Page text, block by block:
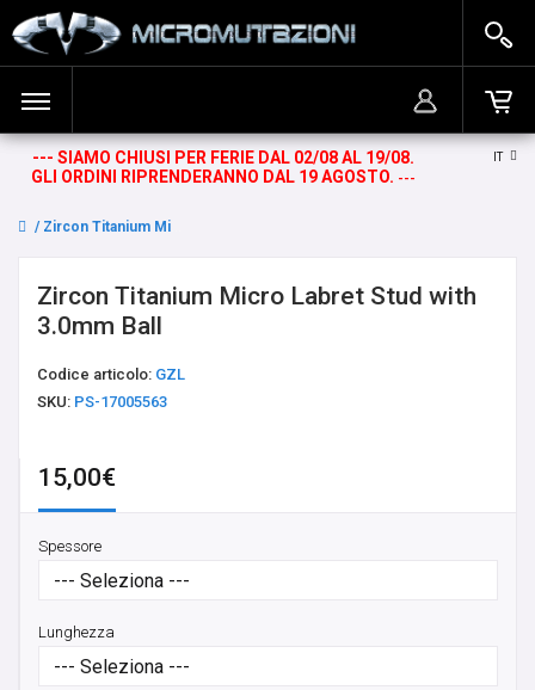
--- SIAMO CHIUSI PER FERIE DAL 02/08 AL 19/08.
GLI ORDINI RIPRENDERANNO DAL 19 AGOSTO. ---
IT
BANANINE DA OMBELICO
BARRE
BARRE CIRCOLARI E TWISTER
DROP STONE WEIGHTS
FULL BODY MOD BY VELENO
GIOIELLI DA LOBO
ACCEDI
REGISTRATI
Il carrello è vuoto!
Zircon Titanium Micro Labret Stud with 3.0mm Ball
Zircon Titanium Micro Labret Stud with
3.0mm Ball
Codice articolo: GZL
SKU: PS-17005563
15,00€
Spessore
Lunghezza